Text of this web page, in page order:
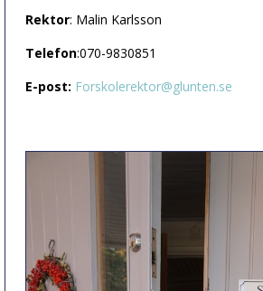
Rektor: Malin Karlsson
Telefon:070-9830851
E-post: Forskolerektor@glunten.se